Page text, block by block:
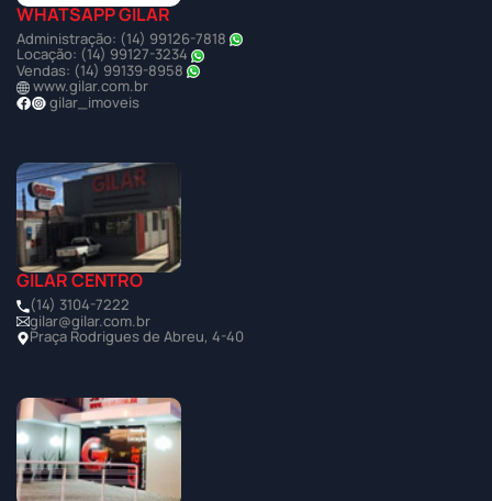
WHATSAPP GILAR
Administração: (14) 99126-7818
Locação: (14) 99127-3234
Vendas: (14) 99139-8958
www.gilar.com.br
gilar_imoveis
GILAR CENTRO
(14) 3104-7222
gilar@gilar.com.br
Praça Rodrigues de Abreu, 4-40